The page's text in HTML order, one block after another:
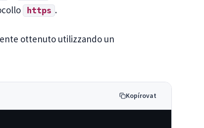
https .
ottenuto utilizzando un
Kopírovat